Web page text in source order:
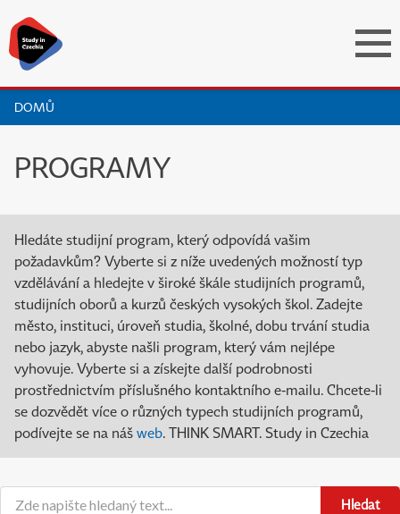
DOMŮ
PROGRAMY
Hledáte studijní program, který odpovídá vašim
požadavkům? Vyberte si z níže uvedených možností typ
vzdělávání a hledejte v široké škále studijních programů,
studijních oborů a kurzů českých vysokých škol. Zadejte
město, instituci, úroveň studia, školné, dobu trvání studia
nebo jazyk, abyste našli program, který vám nejlépe
vyhovuje. Vyberte si a získejte další podrobnosti
prostřednictvím příslušného kontaktního e-mailu. Chcete-li
se dozvědět více o různých typech studijních programů,
podívejte se na náš web. THINK SMART. Study in Czechia
Hledat